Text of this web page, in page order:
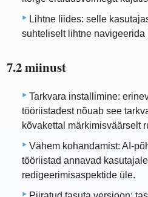
Lihtne liides: selle
suhteliselt lihtne navigeerida
7.2 miinust
Tarkvara installimine:
tööriistadest nõuab see
kõvakettal märkimisväärselt
Vähem kohandamist: AI-
tööriistad annavad
redigeerimisaspektide üle.